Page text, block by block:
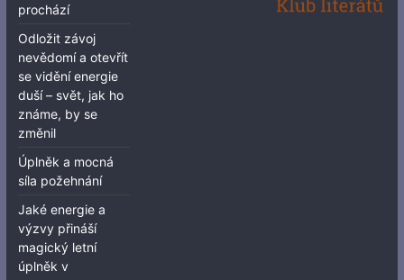
prochází
Odložit závoj
nevědomí a otevřít
se vidění energie
duší – svět, jak ho
známe, by se
změnil
Úplněk a mocná
síla požehnání
Jaké energie a
výzvy přináší
magický letní
úplněk v